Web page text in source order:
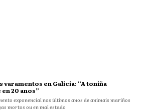
en Galicia: “A toniña
20 anos”
exponencial nos últimos anos de animais mariños
mortos ou en mal estado